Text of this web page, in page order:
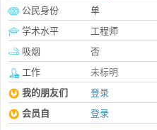
公民身份
单
学术水平
工程师
吸烟
否
工作
未标明
我的朋友们
登录
会员自
登录